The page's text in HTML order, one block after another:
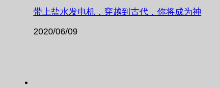
带上盐水发电机，穿越到古代，你将成为神
2020/06/09